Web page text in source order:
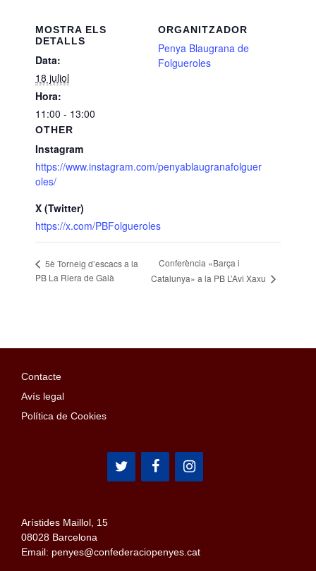
MOSTRA ELS
DETALLS
Data:
18 juliol
Hora:
11:00 - 13:00
ORGANITZADOR
Penya Blaugrana de
Folgueroles
OTHER
Instagram
https://www.instagram.com/penyablaugranafolguer
oles/
X (Twitter)
https://x.com/PBFolgueroles
5è Torneig d’escacs a la
PB La Riera de Gaià
Conferència «Barça i
Catalunya» a la PB L’Avi Xaxu
Contacte
Avís legal
Política de Cookies
Arístides Maillol, 15
08028 Barcelona
Email: penyes@confederaciopenyes.cat